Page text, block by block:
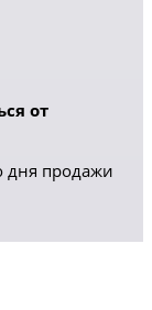
от
дня продажи